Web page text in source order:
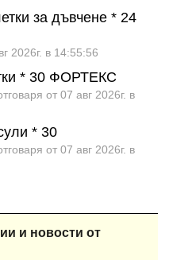
за дъвчене * 24
2026г. в 14:55:56
* 30 ФОРТЕКС
от 07 авг 2026г. в
* 30
от 07 авг 2026г. в
и новости от